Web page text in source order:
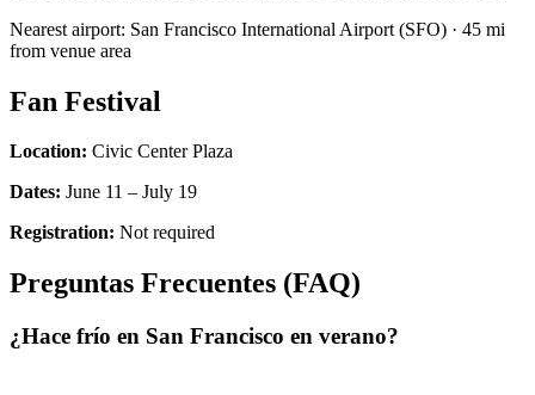
Nearest airport: San Francisco International Airport (SFO) · 45 mi
from venue area
Fan Festival
Location: Civic Center Plaza
Dates: June 11 – July 19
Registration: Not required
Preguntas Frecuentes (FAQ)
¿Hace frío en San Francisco en verano?